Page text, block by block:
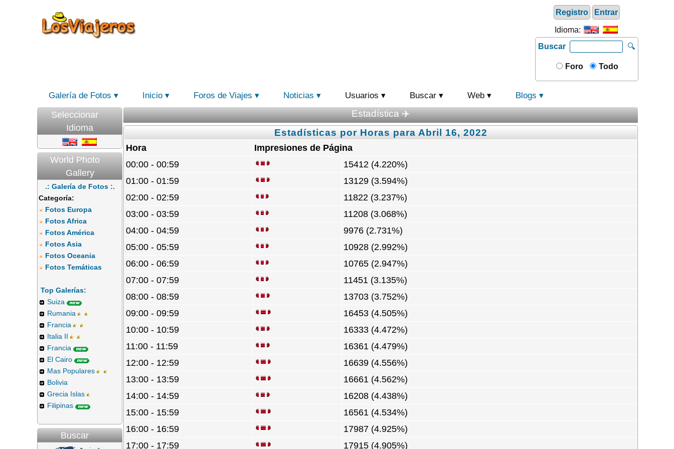
Registro Entrar
Idioma:
Buscar
🔍
Foro Todo
Galería de Fotos Inicio Foros de Viajes Noticias Usuarios Buscar Web Blogs
Seleccionar
Idioma
World Photo
Gallery
.: Galería de Fotos :.
Categoría:
Fotos Europa
Fotos Africa
Fotos América
Fotos Asia
Fotos Oceania
Fotos Temáticas
Top Galerías:
Suiza
Rumania
Francia
Italia II
Francia
El Cairo
Mas Populares
Bolivia
Grecia Islas
Filipinas
Buscar
Estadística ✈️
Estadísticas por Horas para Abril 16, 2022
Hora
Impresiones de Página
00:00 - 00:59
15412 (4.220%)
01:00 - 01:59
13129 (3.594%)
02:00 - 02:59
11822 (3.237%)
03:00 - 03:59
11208 (3.068%)
04:00 - 04:59
9976 (2.731%)
05:00 - 05:59
10928 (2.992%)
06:00 - 06:59
10765 (2.947%)
07:00 - 07:59
11451 (3.135%)
08:00 - 08:59
13703 (3.752%)
09:00 - 09:59
16453 (4.505%)
10:00 - 10:59
16333 (4.472%)
11:00 - 11:59
16361 (4.479%)
12:00 - 12:59
16639 (4.556%)
13:00 - 13:59
16661 (4.562%)
14:00 - 14:59
16208 (4.438%)
15:00 - 15:59
16561 (4.534%)
16:00 - 16:59
17987 (4.925%)
17:00 - 17:59
17915 (4.905%)